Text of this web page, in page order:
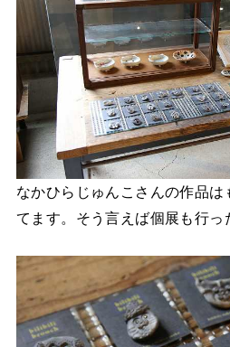
なかひらじゅんこさんの作品
てます。そう言えば個展も行っ